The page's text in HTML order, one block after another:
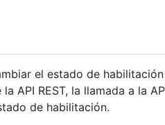
el estado de
API REST, la llamada a la
de habilitación.